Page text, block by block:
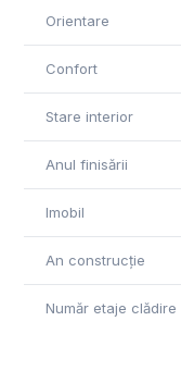
Orientare
Confort
Stare interior
Anul finisării
Imobil
An construcție
Număr etaje clădire